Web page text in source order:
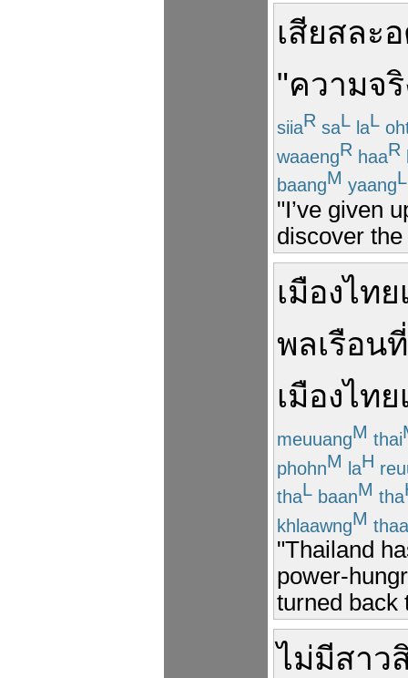
เสียสละ
"ความจ
siiaR saL laL
waaengR haaR
baangM yaangL
"I’ve given
discover the
เมืองไทย
พลเรือนที่
เมืองไทย
meuuangM thai
phohnM laH
thaL baanM tha
khlaawngM
"Thailand
power-
turned back
ไม่มีสาว